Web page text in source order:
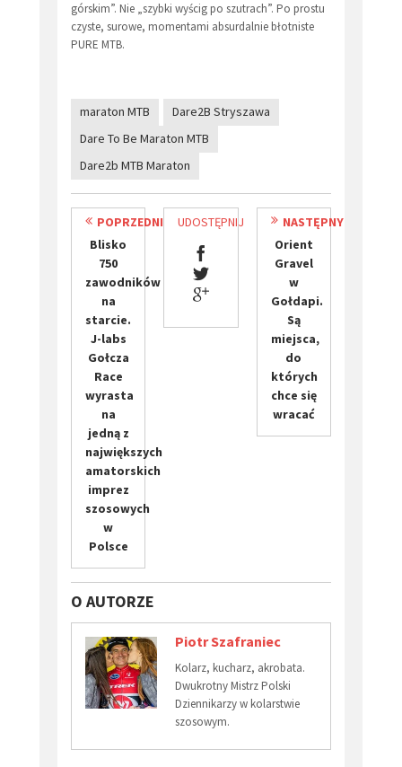
górskim”. Nie „szybki wyścig po szutrach”. Po prostu
czyste, surowe, momentami absurdalnie błotniste
PURE MTB.
maraton MTB
Dare2B Stryszawa
Dare To Be Maraton MTB
​Dare2b MTB Maraton
POPRZEDNI
Blisko
750
zawodników
na
starcie.
J-labs
Gołcza
Race
wyrasta
na
jedną z
największych
amatorskich
imprez
szosowych
w
Polsce
UDOSTĘPNIJ
NASTĘPNY
Orient
Gravel
w
Gołdapi.
Są
miejsca,
do
których
chce się
wracać
O AUTORZE
Piotr Szafraniec
Kolarz, kucharz, akrobata.
Dwukrotny Mistrz Polski
Dziennikarzy w kolarstwie
szosowym.